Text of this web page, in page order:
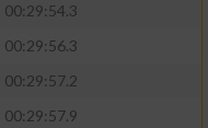
00:29:54.3
00:29:56.3
00:29:57.2
00:29:57.9